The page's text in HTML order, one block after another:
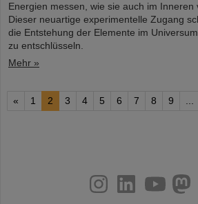
Energien messen, wie sie auch im
Dieser neuartige experimentelle Zugang
die Entstehung der Elemente im
zu entschlüsseln.
Mehr »
« 1 2 3 4 5 6 7 8 9 ...
youtube
helmholtz.social
facebook